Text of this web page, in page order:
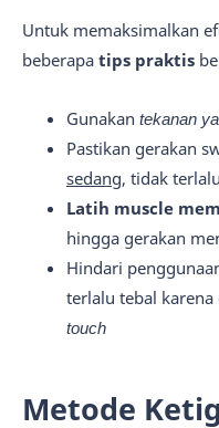
Untuk memaksimalkan
beberapa tips praktis
Gunakan tekanan
Pastikan gerakan
sedang, tidak
Latih muscle
hingga gerakan
Hindari
terlalu tebal
touch
Metode